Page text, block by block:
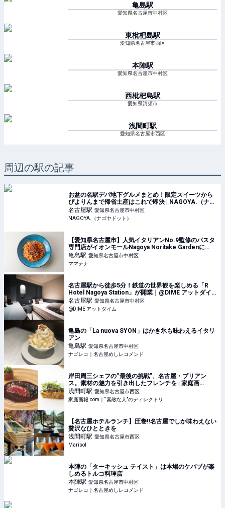
亀島駅
愛知県名古屋市中村区
東枇杷島駅
愛知県名古屋市西区
本陣駅
愛知県名古屋市中村区
西枇杷島駅
愛知県清須市
浅間町駅
愛知県名古屋市西区
周辺の駅の記事
お盆の名駅デパ地下グルメまとめ！限定スイーツから
ぴよりんまで帰省土産はこれで即決 | NAGOYA.（ナゴ
ヤドット）
名古屋駅 愛知県名古屋市中村区
NAGOYA.（ナゴヤドット）
【愛知県名古屋市】人気イタリアンNo.9監修のパスタ
専門店がイオンモールNagoya Noritake Gardenに
OPEN | ママテナ
亀島駅 愛知県名古屋市中村区
ママテナ
名古屋駅から徒歩5分！鉄道の世界観を楽しめる「R
Hotel Nagoya Station」が開業｜@DIME アットダイ
ム
名古屋駅 愛知県名古屋市中村区
@DIME アットダイム
亀島の「La nuova SYON」はかき氷も味わえるイタリ
アン
亀島駅 愛知県名古屋市中村区
ナゴレコ｜名古屋めしレコメンド
岸田周三シェフの“最後の挑戦”、名古屋・ブリアン
ス。素材の魅力を引き出したフレンチを | 家庭画
報.com｜“素敵な人”のディレクトリ
浅間町駅 愛知県名古屋市西区
家庭画報.com｜“素敵な人”のディレクトリ
【名古屋ホテルランチ】圧巻‼︎名古屋でしか味わえない
贅沢なひとときを
浅間町駅 愛知県名古屋市西区
Marisol
本陣の「ターキッシュ テイスト」は本場のケバブが楽
しめるトルコ料理店
本陣駅 愛知県名古屋市中村区
ナゴレコ｜名古屋めしレコメンド